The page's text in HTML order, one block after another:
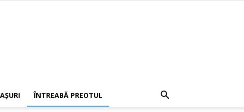
ÎNTREABĂ PREOTUL